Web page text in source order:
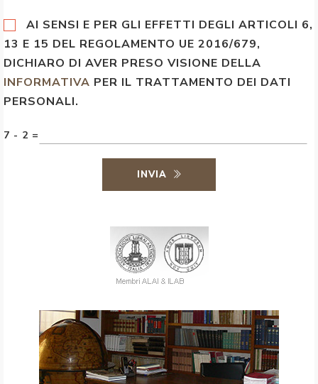
AI SENSI E PER GLI EFFETTI DEGLI ARTICOLI 6,
13 E 15 DEL REGOLAMENTO UE 2016/679,
DICHIARO DI AVER PRESO VISIONE DELLA
INFORMATIVA PER IL TRATTAMENTO DEI DATI
PERSONALI.
7 - 2 =
INVIA